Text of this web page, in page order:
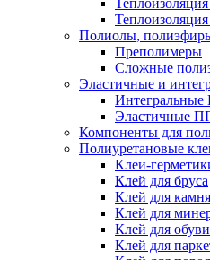
Полиолы,
Преполимеры
Сложные
Эластичные и
Эластичные
Компоненты для
Полиуретановые
Клеи-
Клей для бруса
Клей для камня
Клей для
Клей для обуви
Клей для